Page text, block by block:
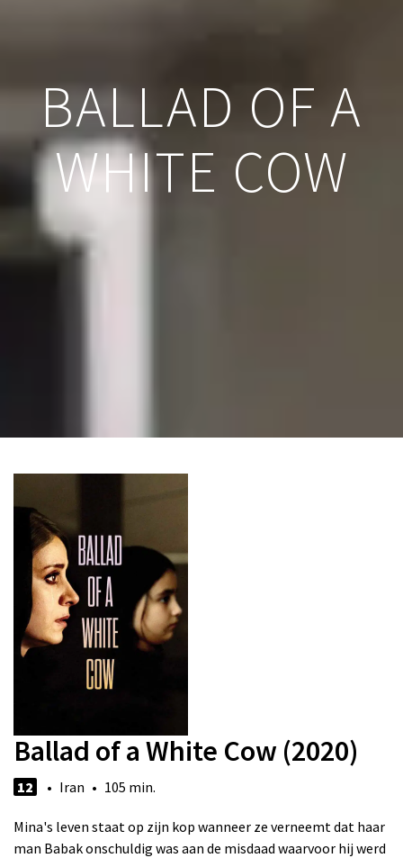
BALLAD OF A
WHITE COW
Ballad of a White Cow (2020)
12 • Iran • 105 min.
Mina's leven staat op zijn kop wanneer ze verneemt dat haar
man Babak onschuldig was aan de misdaad waarvoor hij werd